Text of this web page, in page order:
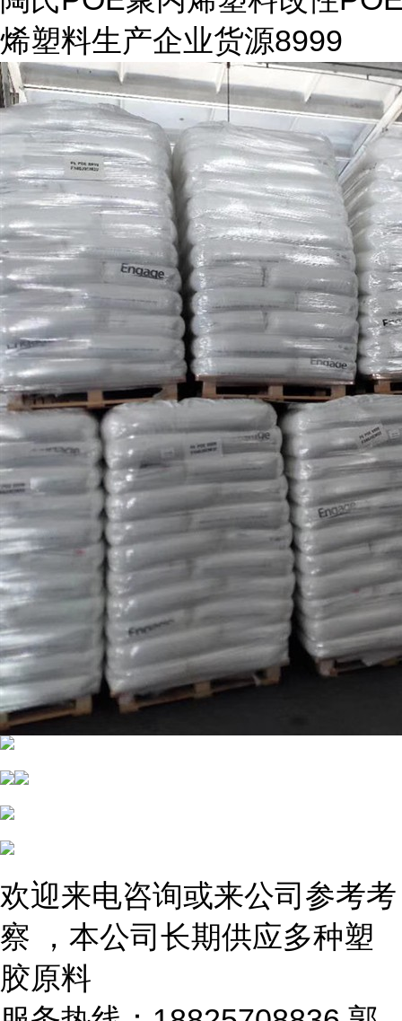
烯塑料生产企业货源8999
欢迎来电咨询或来公司参考考
察 ，本公司长期供应多种塑
胶原料